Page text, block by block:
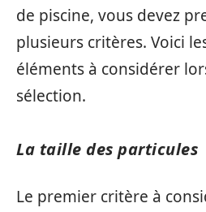
de piscine, vous devez
plusieurs critères. Voici
éléments à considérer
sélection.
La taille des particules
Le premier critère à